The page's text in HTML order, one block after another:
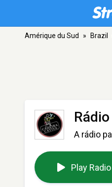
Amérique du Sud » Brazil
A rádio
Play Radio